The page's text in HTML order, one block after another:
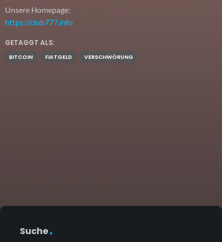
Unsere Homepage:
https://club777.info
GETAGGT ALS:
BITCOIN FIATGELD VERSCHWÖRUNG
Suche